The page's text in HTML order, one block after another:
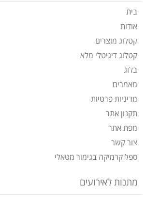
בית
אודות
קטלוג מוצרים
קטלוג דיגיטלי מלא
בלוג
מאמרים
מדיניות פרטיות
תקנון אתר
מפת אתר
צור קשר
ספל קרמיקה בגימור מטאלי
מתנות לאירועים